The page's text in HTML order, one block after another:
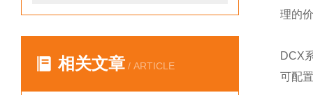
相关文章 / ARTICLE
理的
DCX
可配